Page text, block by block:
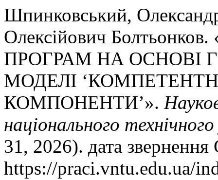
Шпинковський,
Олексійович
ПРОГРАМ НА ОСНОВІ
МОДЕЛІ
КОМПОНЕНТИ’».
національного
31, 2026). дата
https://praci.vntu.edu.ua/